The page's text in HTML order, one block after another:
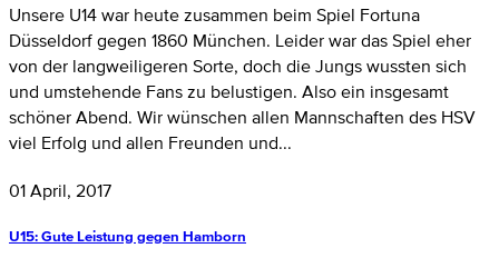
Unsere U14 war heute zusammen beim Spiel Fortuna
Düsseldorf gegen 1860 München. Leider war das Spiel eher
von der langweiligeren Sorte, doch die Jungs wussten sich
und umstehende Fans zu belustigen. Also ein insgesamt
schöner Abend. Wir wünschen allen Mannschaften des HSV
viel Erfolg und allen Freunden und...
01 April, 2017
U15: Gute Leistung gegen Hamborn